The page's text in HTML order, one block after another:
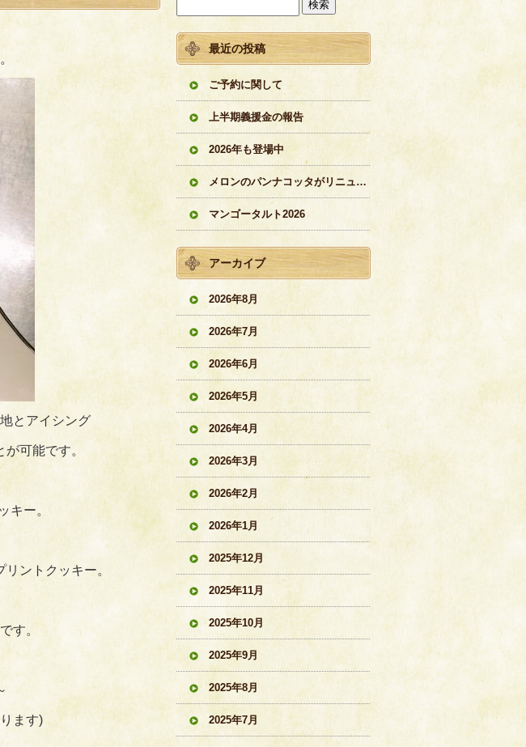
とアイシング
可能です。
キー。
ントクッキー。
す。
ます)
最近の投稿
ご予約に関して
上半期義援金の報告
2026年も登場中
メロンのパンナコッタがリニューアル
マンゴータルト2026
アーカイブ
2026年8月
2026年7月
2026年6月
2026年5月
2026年4月
2026年3月
2026年2月
2026年1月
2025年12月
2025年11月
2025年10月
2025年9月
2025年8月
2025年7月